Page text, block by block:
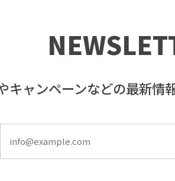
キャンペーンなどの最新情